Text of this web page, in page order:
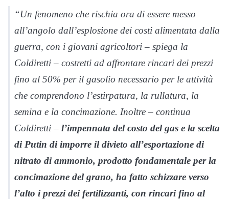
“Un fenomeno che rischia ora di essere messo
all’angolo dall’esplosione dei costi alimentata dalla
guerra, con i giovani agricoltori – spiega la
Coldiretti – costretti ad affrontare rincari dei prezzi
fino al 50% per il gasolio necessario per le attività
che comprendono l’estirpatura, la rullatura, la
semina e la concimazione. Inoltre – continua
Coldiretti – l’impennata del costo del gas e la scelta
di Putin di imporre il divieto all’esportazione di
nitrato di ammonio, prodotto fondamentale per la
concimazione del grano, ha fatto schizzare verso
l’alto i prezzi dei fertilizzanti, con rincari fino al